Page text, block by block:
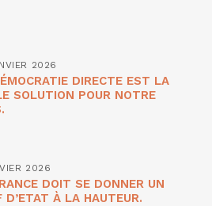
2026
DIRECTE EST LA
SOLUTION POUR NOTRE
2026
DOIT SE DONNER UN
D’ETAT À LA HAUTEUR.